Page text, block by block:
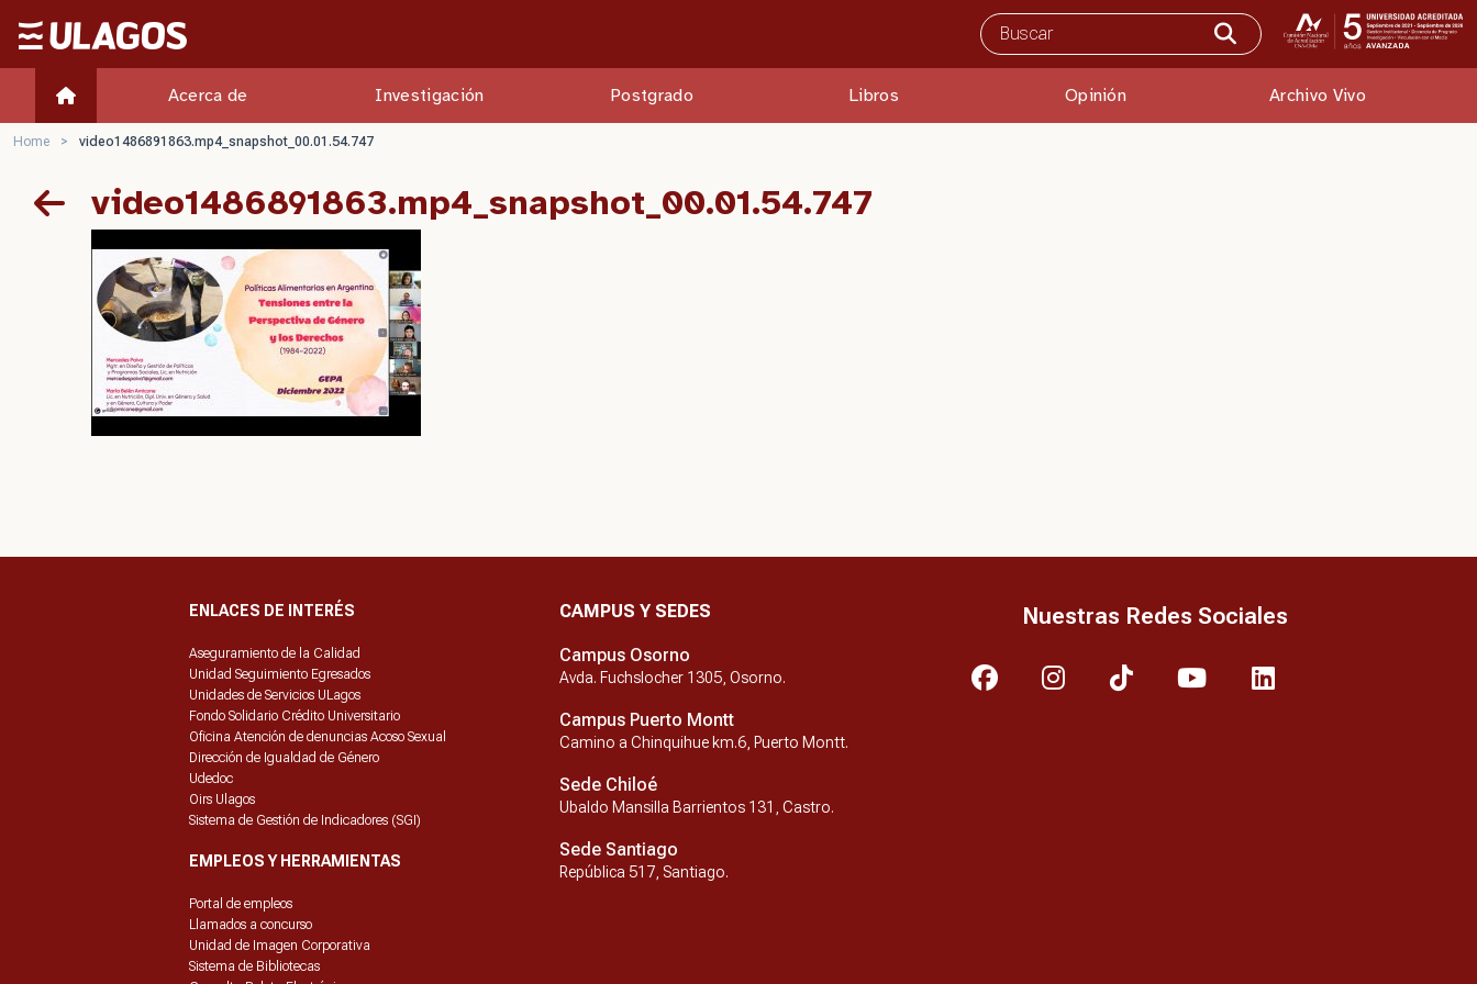
Ulagos Template
Acerca de Investigación Postgrado Libros Opinión Archivo Vivo
Home > video1486891863.mp4_snapshot_00.01.54.747
video1486891863.mp4_snapshot_00.01.54.747
ENLACES DE INTERÉS
Aseguramiento de la Calidad
Unidad Seguimiento Egresados
Unidades de Servicios ULagos
Fondo Solidario Crédito Universitario
Oficina Atención de denuncias Acoso Sexual
Dirección de Igualdad de Género
Udedoc
Oirs Ulagos
Sistema de Gestión de Indicadores (SGI)
EMPLEOS Y HERRAMIENTAS
Portal de empleos
Llamados a concurso
Unidad de Imagen Corporativa
Sistema de Bibliotecas
CAMPUS Y SEDES
Campus Osorno
Avda. Fuchslocher 1305, Osorno.
Campus Puerto Montt
Camino a Chinquihue km.6, Puerto Montt.
Sede Chiloé
Ubaldo Mansilla Barrientos 131, Castro.
Sede Santiago
República 517, Santiago.
Nuestras Redes Sociales